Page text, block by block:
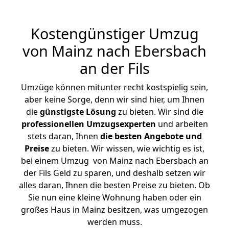
Kostengünstiger Umzug
von Mainz nach Ebersbach
an der Fils
Umzüge können mitunter recht kostspielig sein,
aber keine Sorge, denn wir sind hier, um Ihnen
diegünstigste Lösung zu bieten. Wir sind die
professionellen Umzugsexperten und arbeiten
stets daran, Ihnen die besten Angebote und
Preisezu bieten. Wir wissen, wie wichtig es ist,
bei einem Umzug von Mainz nach Ebersbach an
der Fils Geld zu sparen, und deshalb setzen wir
alles daran, Ihnen die besten Preise zu bieten. Ob
Sie nun eine kleine Wohnung haben oder ein
großes Haus in Mainz besitzen, was umgezogen
werden muss.